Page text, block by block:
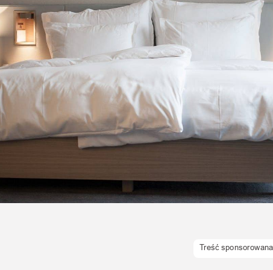
Uroda
Zakupy i opinie
Zdrowie